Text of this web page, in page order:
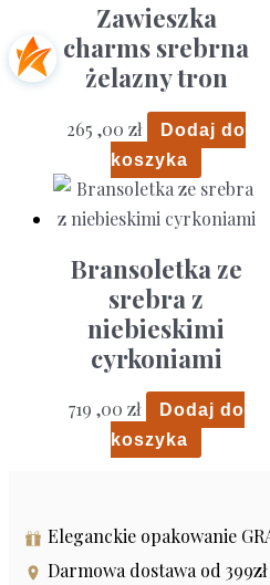
Zawieszka
charms srebrna
żelazny tron
265 ,00 zł
Dodaj do
koszyka
Bransoletka ze
srebra z
niebieskimi
cyrkoniami
719 ,00 zł
Dodaj do
koszyka
Eleganckie opakowanie
Darmowa dostawa od 399zł